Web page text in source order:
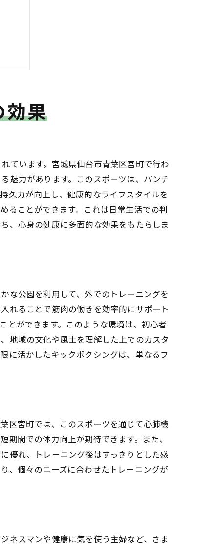
効果
ています。宮城県仙台市青葉区宮町で行わ
魅力があります。このスポーツは、パンチ
久力が向上し、健康的なライフスタイルを
ることができます。これは日常生活での判
、心身の健康に多面的な効果をもたらしま
な公園を利用して、外でのトレーニングを
れることで筋肉の働きを効率的にサポート
とができます。このような環境は、初心者
地域の文化や風土を理解した上でのカスタ
に活かしたキックボクシングは、単なるフ
区宮町では、このスポーツを通じて心肺機
間での体力向上が期待できます。また、
優れ、トレーニング後はすっきりとした感
、個々のニーズに合わせたトレーニングが
ネスマンや健康に気を使う主婦など、さま